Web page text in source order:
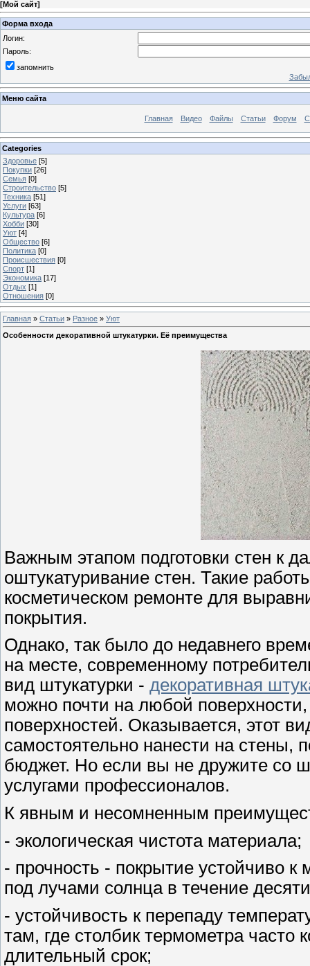
[Мой сайт]
Форма входа
Логин:
Пароль:
запомнить
Меню сайта
Главная Видео Файлы Статьи Форум
Categories
Здоровье [5]
Покупки [26]
Семья [0]
Строительство [5]
Техника [51]
Услуги [63]
Культура [6]
Хобби [30]
Уют [4]
Общество [6]
Политика [0]
Происшествия [0]
Спорт [1]
Экономика [17]
Отдых [1]
Отношения [0]
Главная » Статьи » Разное » Уют
Особенности декоративной штукатурки. Её преимущества
Важным этапом подготовки стен к
оштукатуривание стен. Такие
косметическом ремонте для
покрытия.
Однако, так было до недавнего
на месте, современному
вид штукатурки - декоративная
можно почти на любой
поверхностей. Оказывается, этот
самостоятельно нанести на стены,
бюджет. Но если вы не дружите со
услугами профессионалов.
К явным и несомненным
- экологическая чистота материала;
- прочность - покрытие устойчиво
под лучами солнца в течение
- устойчивость к перепаду
там, где столбик термометра часто
длительный срок;